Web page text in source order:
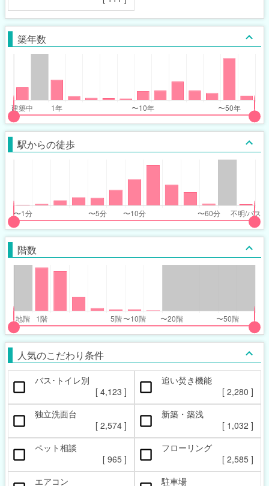
築年数
駅からの徒歩
階数
人気のこだわり条件
バス･トイレ別
[ 4,123 ]
追い焚き機能
[ 2,280 ]
独立洗面台
[ 2,574 ]
新築・築浅
[ 1,032 ]
ペット相談
[ 965 ]
フローリング
[ 2,585 ]
エアコン
駐車場